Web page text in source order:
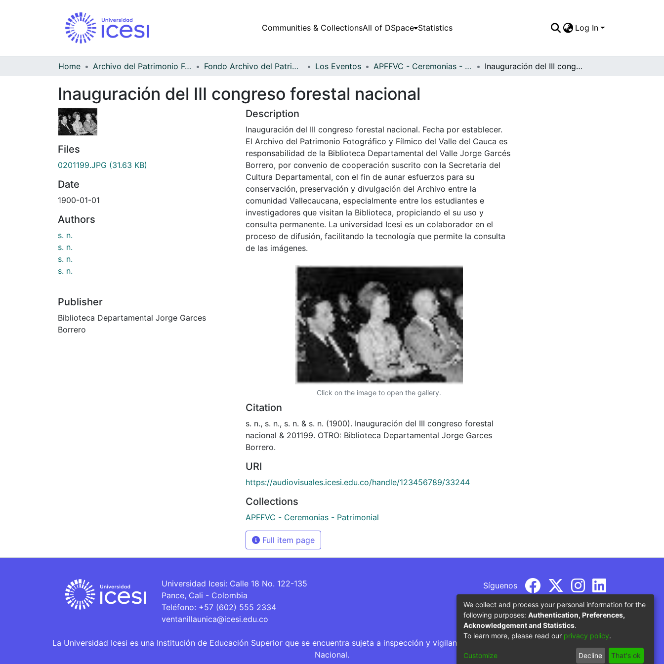
Communities & CollectionsAll of DSpace Statistics Log In
Home Archivo del Patrimonio Fotográfico y Fílmico del Valle del Cauca Fondo Archivo del Patrimonio Fotográfico y Fílmico del Valle del Cauca Los Eventos APFFVC - Ceremonias - Patrimonial Inauguración del III congreso forestal nacional
Inauguración del III congreso forestal nacional
Files
0201199.JPG (31.63 KB)
Date
1900-01-01
Authors
s. n.
s. n.
s. n.
s. n.
Publisher
Biblioteca Departamental Jorge Garces
Borrero
Description
Inauguración del III congreso forestal nacional. Fecha por establecer.
El Archivo del Patrimonio Fotográfico y Fílmico del Valle del Cauca es
responsabilidad de la Biblioteca Departamental del Valle Jorge Garcés
Borrero, por convenio de cooperación suscrito con la Secretaria del
Cultura Departamental, con el fin de aunar esfuerzos para su
conservación, preservación y divulgación del Archivo entre la
comunidad Vallecaucana, especialmente entre los estudiantes e
investigadores que visitan la Biblioteca, propiciando el su uso y
consulta permanente. La universidad Icesi es un colaborador en el
proceso de difusión, facilitando la tecnología que permite la consulta
de las imágenes.
Click on the image to open the gallery.
Citation
s. n., s. n., s. n. & s. n. (1900). Inauguración del III congreso forestal
nacional & 201199. OTRO: Biblioteca Departamental Jorge Garces
Borrero.
URI
https://audiovisuales.icesi.edu.co/handle/123456789/33244
Collections
APFFVC - Ceremonias - Patrimonial
Full item page
Universidad Icesi: Calle 18 No. 122-135
Pance, Cali - Colombia
Teléfono: +57 (602) 555 2334
ventanillaunica@icesi.edu.co
Síguenos
La Universidad Icesi es una Institución de Educación Superior que se encuentra sujeta a inspección y vigilancia por parte del Ministerio de Educación
Nacional.
We collect and process your personal information for the
following purposes: Authentication, Preferences,
Acknowledgement and Statistics.
To learn more, please read our privacy policy.
Customize Decline That's ok